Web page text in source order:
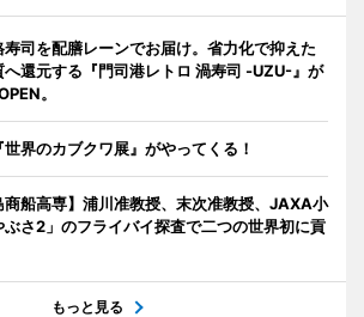
司を配膳レーンでお届け。省力化で抑えた
へ還元する『門司港レトロ 渦寿司 -UZU-』が
。
界のカブクワ展』がやってくる！
商船高専】浦川准教授、末次准教授、JAXA小
さ2」のフライバイ探査で二つの世界初に貢
もっと見る